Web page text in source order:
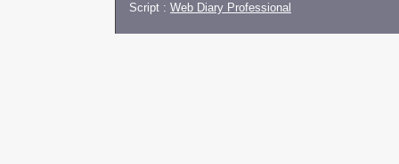
Script : Web Diary Professional